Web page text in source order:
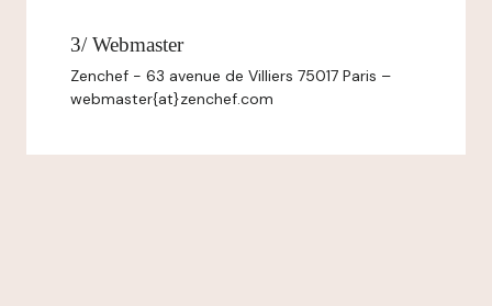
3/ Webmaster
Zenchef - 63 avenue de Villiers 75017 Paris –
webmaster{at}zenchef.com